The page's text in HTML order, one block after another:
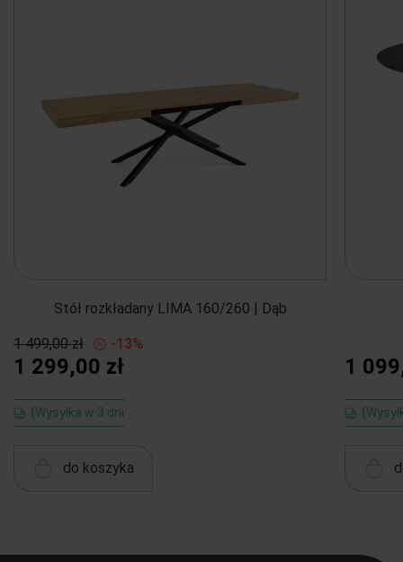
Stół rozkładany LIMA 160/260 | Dąb
1 499,00 zł -13%
1 299,00 zł
{Wysyłka w 3 dni
do koszyka
1